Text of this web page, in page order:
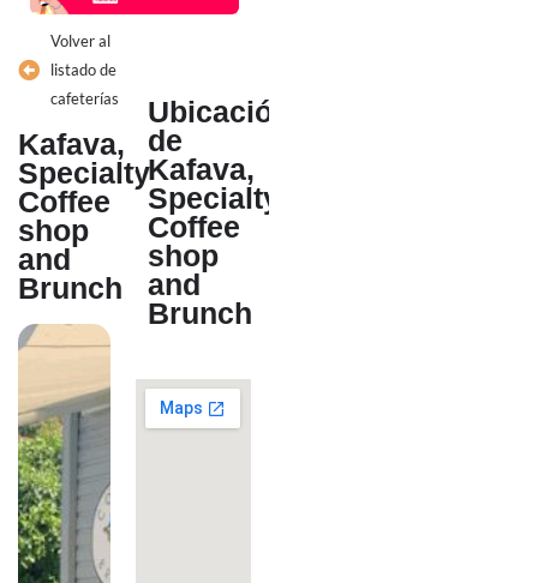
Volver al
listado de
cafeterías
Kafava,
Specialty
Coffee
shop
and
Brunch
Ubicación
de
Kafava,
Specialty
Coffee
shop
and
Brunch